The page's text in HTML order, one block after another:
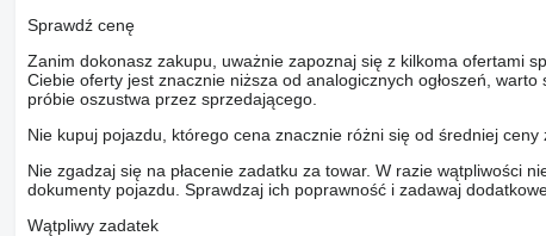
Sprawdź cenę
Zanim dokonasz zakupu, uważnie zapoznaj się z kilkoma ofertami
Ciebie oferty jest znacznie niższa od analogicznych ogłoszeń,
próbie oszustwa przez sprzedającego.
Nie kupuj pojazdu, którego cena znacznie różni się od średniej ceny
Nie zgadzaj się na płacenie zadatku za towar. W razie wątpliwości
dokumenty pojazdu. Sprawdzaj ich poprawność i zadawaj
Wątpliwy zadatek